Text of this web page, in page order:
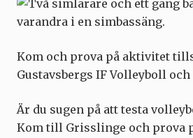
Kom och prova på aktivitet
Gustavsbergs IF Volleyboll
Är du sugen på att testa
Kom till Grisslinge och prova